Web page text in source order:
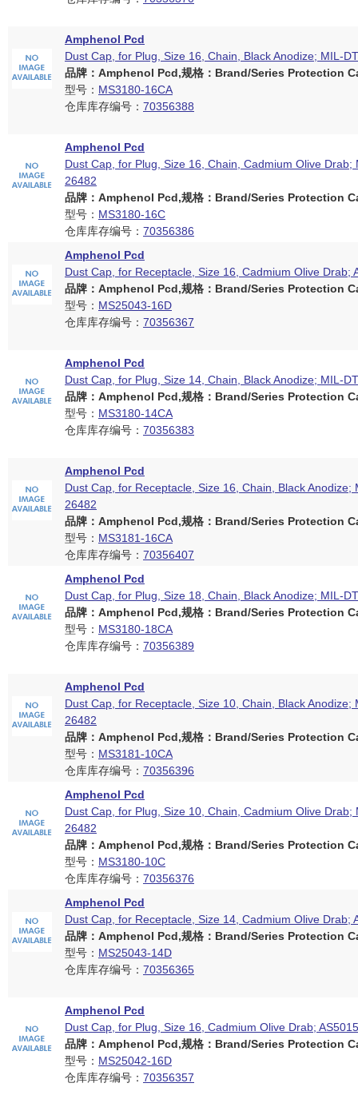
Amphenol Pcd
Dust Cap, for Plug, Size 16, Chain, Black Anodize; MIL-
品牌：Amphenol Pcd,规格：Brand/Series Protection
型号： MS3180-16CA
仓库库存编号： 70356388
Amphenol Pcd
Dust Cap, for Plug, Size 16, Chain, Cadmium Olive Drab;
26482
品牌：Amphenol Pcd,规格：Brand/Series Protection
型号： MS3180-16C
仓库库存编号： 70356386
Amphenol Pcd
Dust Cap, for Receptacle, Size 16, Cadmium Olive Drab;
品牌：Amphenol Pcd,规格：Brand/Series Protection
型号： MS25043-16D
仓库库存编号： 70356367
Amphenol Pcd
Dust Cap, for Plug, Size 14, Chain, Black Anodize; MIL-
品牌：Amphenol Pcd,规格：Brand/Series Protection
型号： MS3180-14CA
仓库库存编号： 70356383
Amphenol Pcd
Dust Cap, for Receptacle, Size 16, Chain, Black Anodize;
26482
品牌：Amphenol Pcd,规格：Brand/Series Protection
型号： MS3181-16CA
仓库库存编号： 70356407
Amphenol Pcd
Dust Cap, for Plug, Size 18, Chain, Black Anodize; MIL-
品牌：Amphenol Pcd,规格：Brand/Series Protection
型号： MS3180-18CA
仓库库存编号： 70356389
Amphenol Pcd
Dust Cap, for Receptacle, Size 10, Chain, Black Anodize;
26482
品牌：Amphenol Pcd,规格：Brand/Series Protection
型号： MS3181-10CA
仓库库存编号： 70356396
Amphenol Pcd
Dust Cap, for Plug, Size 10, Chain, Cadmium Olive Drab;
26482
品牌：Amphenol Pcd,规格：Brand/Series Protection
型号： MS3180-10C
仓库库存编号： 70356376
Amphenol Pcd
Dust Cap, for Receptacle, Size 14, Cadmium Olive Drab;
品牌：Amphenol Pcd,规格：Brand/Series Protection
型号： MS25043-14D
仓库库存编号： 70356365
Amphenol Pcd
Dust Cap, for Plug, Size 16, Cadmium Olive Drab; AS5015
品牌：Amphenol Pcd,规格：Brand/Series Protection
型号： MS25042-16D
仓库库存编号： 70356357